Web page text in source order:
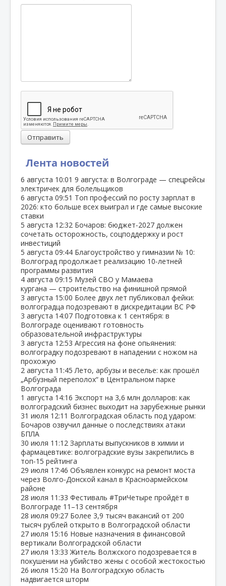
Лента новостей
6 августа 10:01 9 августа: в Волгограде — спецрейсы
электричек для болельщиков
6 августа 09:51 Топ профессий по росту зарплат в
2026: кто больше всех выиграл и где самые высокие
ставки
5 августа 12:32 Бочаров: бюджет‑2027 должен
сочетать осторожность, соцподдержку и рост
инвестиций
5 августа 09:44 Благоустройство у гимназии № 10:
Волгоград продолжает реализацию 10‑летней
программы развития
4 августа 09:15 Музей СВО у Мамаева
кургана — строительство на финишной прямой
3 августа 15:00 Более двух лет публиковал фейки:
волгоградца подозревают в дискредитации ВС РФ
3 августа 14:07 Подготовка к 1 сентября: в
Волгограде оценивают готовность
образовательной инфраструктуры
3 августа 12:53 Агрессия на фоне опьянения:
волгоградку подозревают в нападении с ножом на
прохожую
2 августа 11:45 Лето, арбузы и веселье: как прошёл
„Арбузный переполох“ в Центральном парке
Волгограда
1 августа 14:16 Экспорт на 3,6 млн долларов: как
волгоградский бизнес выходит на зарубежные рынки
31 июля 12:11 Волгоградская область под ударом:
Бочаров озвучил данные о последствиях атаки
БПЛА
30 июля 11:12 Зарплаты выпускников в химии и
фармацевтике: волгоградские вузы закрепились в
топ‑15 рейтинга
29 июля 17:46 Объявлен конкурс на ремонт моста
через Волго‑Донской канал в Красноармейском
районе
28 июля 11:33 Фестиваль #ТриЧетыре пройдёт в
Волгограде 11–13 сентября
28 июля 09:27 Более 3,9 тысяч вакансий от 200
тысяч рублей открыто в Волгоградской области
27 июля 15:16 Новые назначения в финансовой
вертикали Волгоградской области
27 июля 13:33 Житель Волжского подозревается в
покушении на убийство жены с особой жестокостью
26 июля 15:20 На Волгоградскую область
надвигается шторм
Отправить